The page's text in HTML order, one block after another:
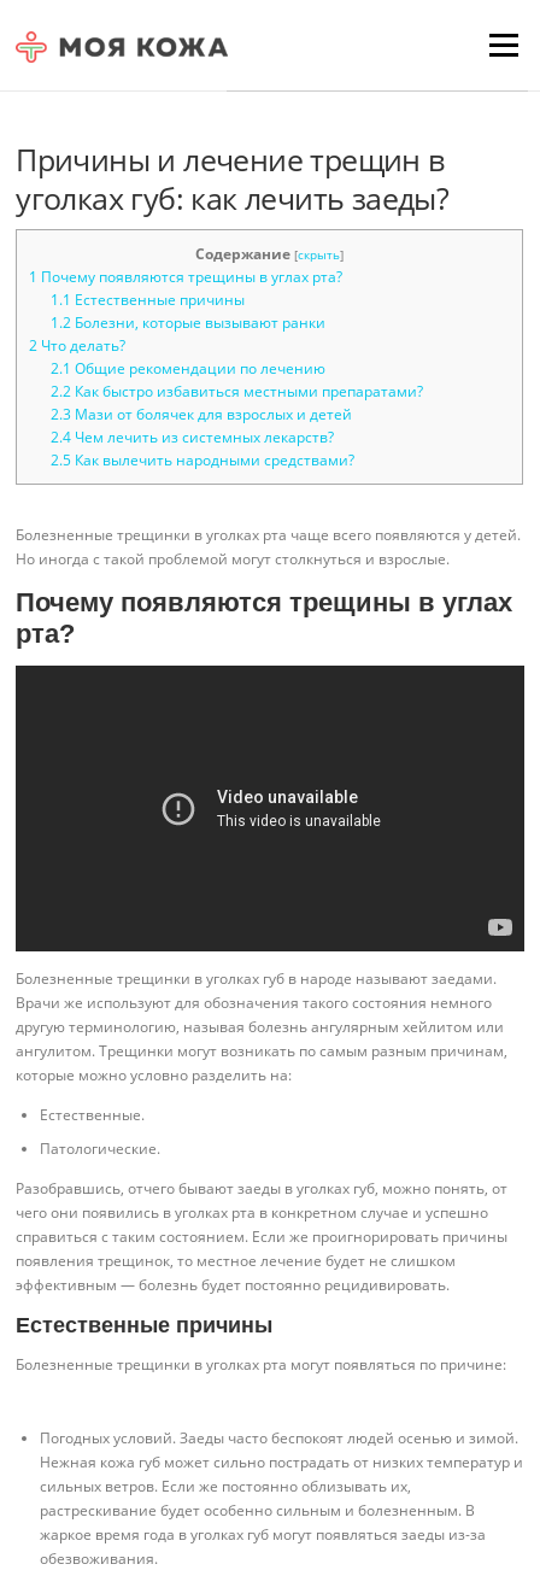
Menu
Причины и лечение трещин в
уголках губ: как лечить заеды?
Содержание [скрыть]
1 Почему появляются трещины в углах рта?
1.1 Естественные причины
1.2Болезни, которые вызывают ранки
2 Что делать?
2.1 Общие рекомендации по лечению
2.2Как быстро избавиться местными препаратами?
2.3Мази от болячек для взрослых и детей
2.4Чем лечить из системных лекарств?
2.5Как вылечить народными средствами?
Болезненные трещинки в уголках рта чаще всего появляются у детей.
Но иногда с такой проблемой могут столкнуться и взрослые.
Почему появляются трещины в углах
рта?
Болезненные трещинки в уголках губ в народе называют заедами.
Врачи же используют для обозначения такого состояния немного
другую терминологию, называя болезнь ангулярным хейлитом или
ангулитом. Трещинки могут возникать по самым разным причинам,
которые можно условно разделить на:
Естественные.
Патологические.
Разобравшись, отчего бывают заеды в уголках губ, можно понять, от
чего они появились в уголках рта в конкретном случае и успешно
справиться с таким состоянием. Если же проигнорировать причины
появления трещинок, то местное лечение будет не слишком
эффективным — болезнь будет постоянно рецидивировать.
Естественные причины
Болезненные трещинки в уголках рта могут появляться по причине:
Погодных условий. Заеды часто беспокоят людей осенью и зимой.
Нежная кожа губ может сильно пострадать от низких температур и
сильных ветров. Если же постоянно облизывать их,
растрескивание будет особенно сильным и болезненным. В
жаркое время года в уголках губ могут появляться заеды из-за
обезвоживания.
Для любых предложений по